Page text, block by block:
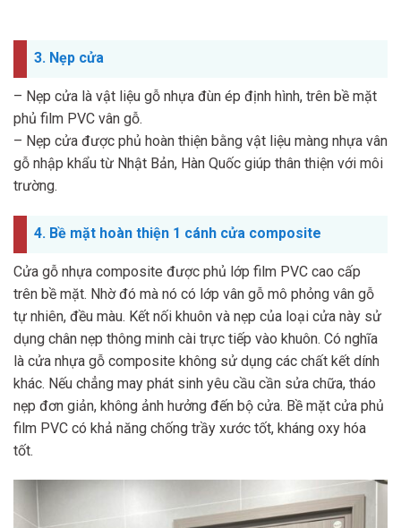
3. Nẹp cửa
– Nẹp cửa là vật liệu gỗ nhựa đùn ép định hình, trên bề mặt
phủ film PVC vân gỗ.
– Nẹp cửa được phủ hoàn thiện bằng vật liệu màng nhựa vân
gỗ nhập khẩu từ Nhật Bản, Hàn Quốc giúp thân thiện với môi
trường.
4. Bề mặt hoàn thiện 1 cánh cửa composite
Cửa gỗ nhựa composite được phủ lớp film PVC cao cấp
trên bề mặt. Nhờ đó mà nó có lớp vân gỗ mô phỏng vân gỗ
tự nhiên, đều màu. Kết nối khuôn và nẹp của loại cửa này sử
dụng chân nẹp thông minh cài trực tiếp vào khuôn. Có nghĩa
là cửa nhựa gỗ composite không sử dụng các chất kết dính
khác. Nếu chẳng may phát sinh yêu cầu cần sửa chữa, tháo
nẹp đơn giản, không ảnh hưởng đến bộ cửa. Bề mặt cửa phủ
film PVC có khả năng chống trầy xước tốt, kháng oxy hóa
tốt.